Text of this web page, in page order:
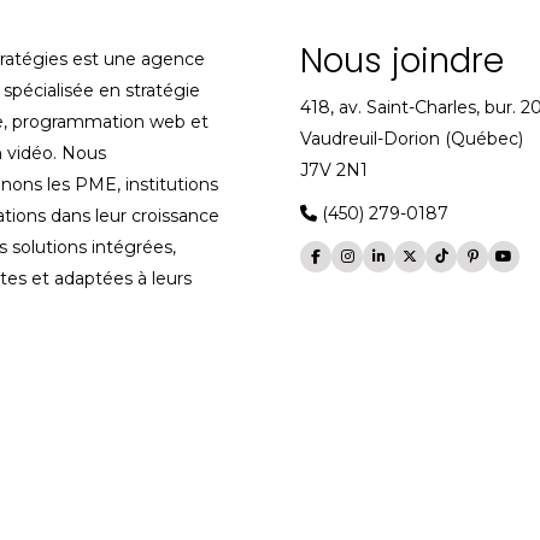
est une agence
en stratégie
programmation web et
Nous
les PME, institutions
dans leur croissance
solutions intégrées,
et adaptées à leurs
Nous joindre
418, av. Saint-Charles, bur.
Vaudreuil-Dorion (Québec)
J7V 2N1
(450) 279-0187